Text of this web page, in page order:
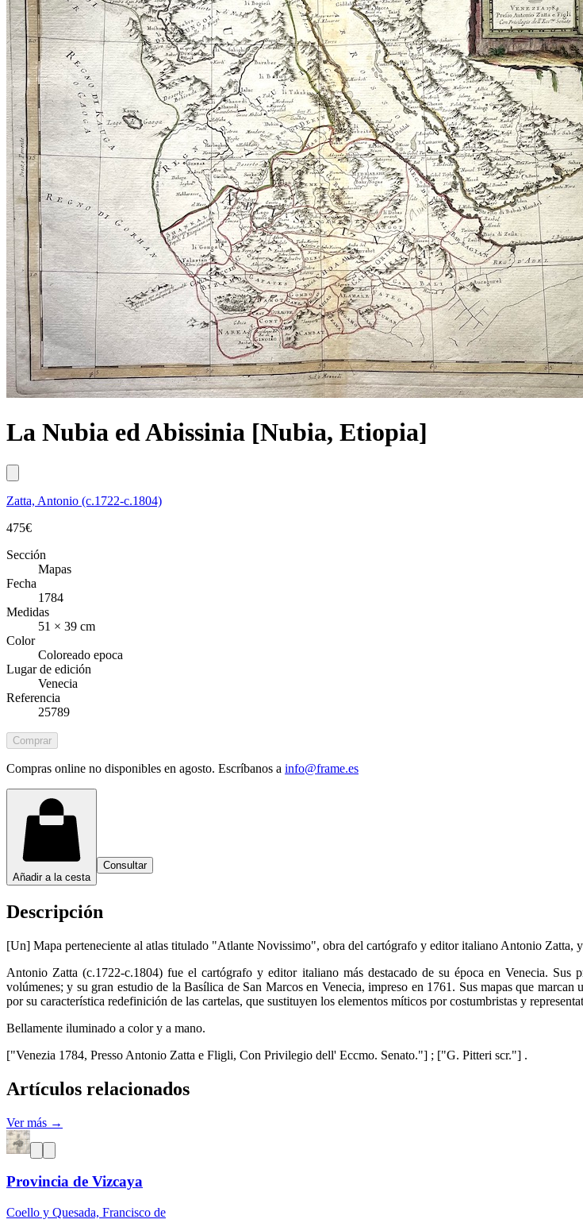
La Nubia ed Abissinia [Nubia, Etiopia]
Zatta, Antonio (c.1722-c.1804)
475€
Sección
Mapas
Fecha
1784
Medidas
51 × 39 cm
Color
Coloreado epoca
Lugar de edición
Venecia
Referencia
25789
Comprar
Compras online no disponibles en agosto. Escríbanos a info@frame.es
Añadir a la cesta
Consultar
Descripción
[Un] Mapa perteneciente al atlas titulado "Atlante Novissimo", obra del cartógrafo y editor italiano Antonio Zatta,
Antonio Zatta (c.1722-c.1804) fue el cartógrafo y editor italiano más destacado de su época en Venecia.
volúmenes; y su gran estudio de la Basílica de San Marcos en Venecia, impreso en 1761. Sus mapas que
por su característica redefinición de las cartelas, que sustituyen los elementos míticos por costumbristas y
Bellamente iluminado a color y a mano.
["Venezia 1784, Presso Antonio Zatta e Fligli, Con Privilegio dell' Eccmo. Senato."] ; ["G. Pitteri scr."] .
Artículos relacionados
Ver más →
Provincia de Vizcaya
Coello y Quesada, Francisco de